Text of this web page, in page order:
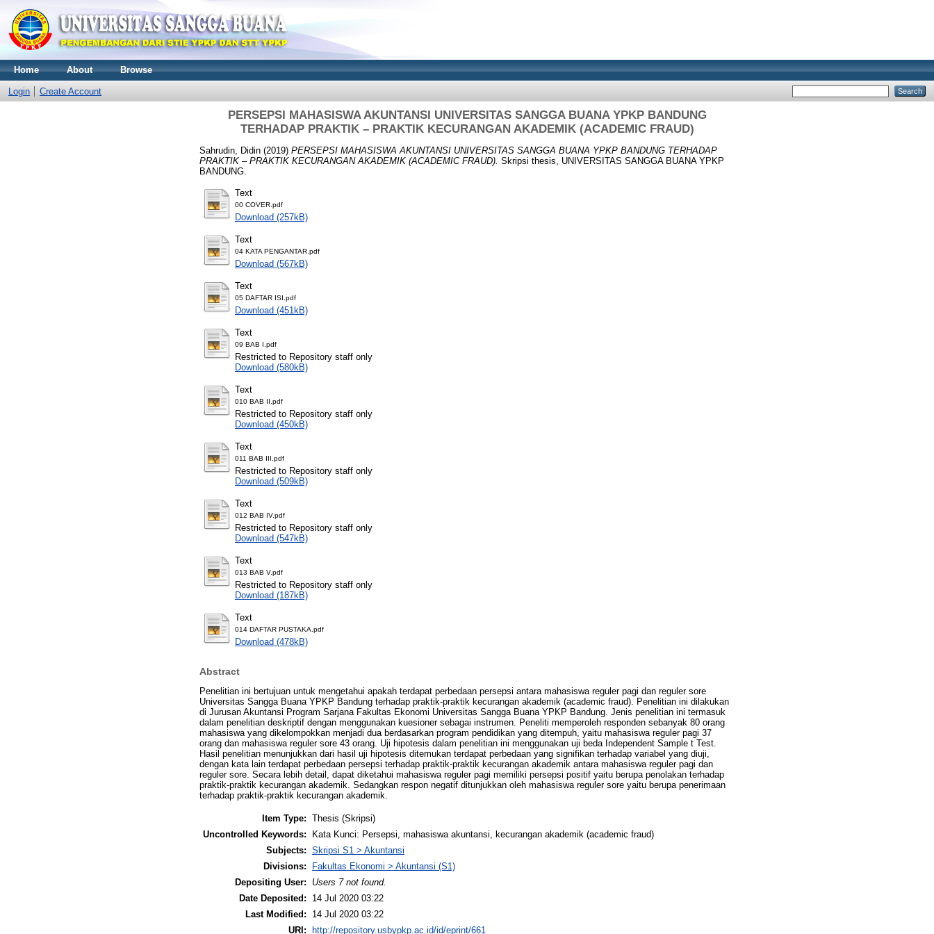
Home About Browse
Login Create Account
PERSEPSI MAHASISWA AKUNTANSI UNIVERSITAS SANGGA BUANA YPKP BANDUNG
TERHADAP PRAKTIK – PRAKTIK KECURANGAN AKADEMIK (ACADEMIC FRAUD)
Sahrudin, Didin (2019) PERSEPSI MAHASISWA AKUNTANSI UNIVERSITAS SANGGA BUANA YPKP BANDUNG TERHADAP
PRAKTIK – PRAKTIK KECURANGAN AKADEMIK (ACADEMIC FRAUD). Skripsi thesis, UNIVERSITAS SANGGA BUANA YPKP
BANDUNG.
Text
00 COVER.pdf
Download (257kB)
Text
04 KATA PENGANTAR.pdf
Download (567kB)
Text
05 DAFTAR ISI.pdf
Download (451kB)
Text
09 BAB I.pdf
Restricted to Repository staff only
Download (580kB)
Text
010 BAB II.pdf
Restricted to Repository staff only
Download (450kB)
Text
011 BAB III.pdf
Restricted to Repository staff only
Download (509kB)
Text
012 BAB IV.pdf
Restricted to Repository staff only
Download (547kB)
Text
013 BAB V.pdf
Restricted to Repository staff only
Download (187kB)
Text
014 DAFTAR PUSTAKA.pdf
Download (478kB)
Abstract
Penelitian ini bertujuan untuk mengetahui apakah terdapat perbedaan persepsi antara mahasiswa reguler pagi dan reguler sore
Universitas Sangga Buana YPKP Bandung terhadap praktik-praktik kecurangan akademik (academic fraud). Penelitian ini dilakukan
di Jurusan Akuntansi Program Sarjana Fakultas Ekonomi Universitas Sangga Buana YPKP Bandung. Jenis penelitian ini termasuk
dalam penelitian deskriptif dengan menggunakan kuesioner sebagai instrumen. Peneliti memperoleh responden sebanyak 80 orang
mahasiswa yang dikelompokkan menjadi dua berdasarkan program pendidikan yang ditempuh, yaitu mahasiswa reguler pagi 37
orang dan mahasiswa reguler sore 43 orang. Uji hipotesis dalam penelitian ini menggunakan uji beda Independent Sample t Test.
Hasil penelitian menunjukkan dari hasil uji hipotesis ditemukan terdapat perbedaan yang signifikan terhadap variabel yang diuji,
dengan kata lain terdapat perbedaan persepsi terhadap praktik-praktik kecurangan akademik antara mahasiswa reguler pagi dan
reguler sore. Secara lebih detail, dapat diketahui mahasiswa reguler pagi memiliki persepsi positif yaitu berupa penolakan terhadap
praktik-praktik kecurangan akademik. Sedangkan respon negatif ditunjukkan oleh mahasiswa reguler sore yaitu berupa penerimaan
terhadap praktik-praktik kecurangan akademik.
Item Type: Thesis (Skripsi)
Uncontrolled Keywords:
Kata Kunci: Persepsi, mahasiswa akuntansi, kecurangan akademik (academic fraud)
Subjects: Skripsi S1 > Akuntansi
Divisions:
Fakultas Ekonomi > Akuntansi (S1)
Depositing User:
Users 7 not found.
Date Deposited:
14 Jul 2020 03:22
Last Modified:
14 Jul 2020 03:22
URI:
http://repository.usbypkp.ac.id/id/eprint/661